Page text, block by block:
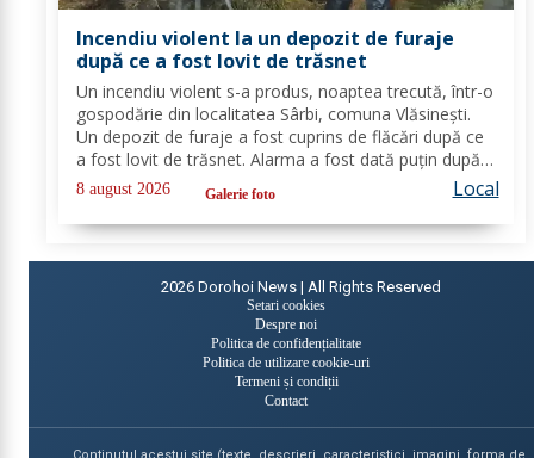
Incendiu violent la un depozit de furaje
după ce a fost lovit de trăsnet
Un incendiu violent s-a produs, noaptea trecută, într-o
gospodărie din localitatea Sârbi, comuna Vlăsinești.
Un depozit de furaje a fost cuprins de flăcări după ce
a fost lovit de trăsnet. Alarma a fost dată puțin după
ora 22:00. La caz s-au deplasat, în cel mai scurt timp,
pompierii din cadrul...
8 august 2026 Galerie foto Local
2026 Dorohoi News | All Rights Reserved
Setari cookies
Despre noi
Politica de confidențialitate
Politica de utilizare cookie-uri
Termeni și condiții
Contact
Continutul acestui site (texte, descrieri, caracteristici, imagini, forma de